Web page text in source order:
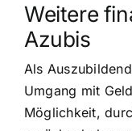
Weitere
Azubis
Als
Umgang mit
Möglichkeit,